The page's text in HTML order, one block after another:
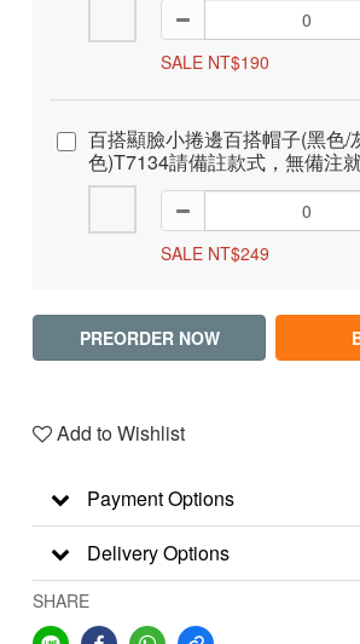
SALE NT$190
百搭顯臉小捲邊百搭帽子(黑色/
色)T7134請備註款式，無備注
SALE NT$249
PREORDER NOW
Add to Wishlist
Payment Options
Delivery Options
SHARE